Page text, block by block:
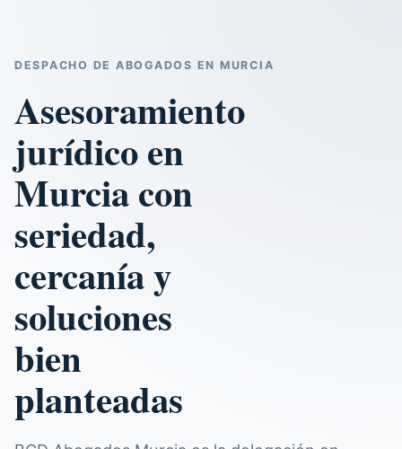
DESPACHO DE ABOGADOS EN MURCIA
Asesoramiento
jurídico en
Murcia con
seriedad,
cercanía y
soluciones
bien
planteadas